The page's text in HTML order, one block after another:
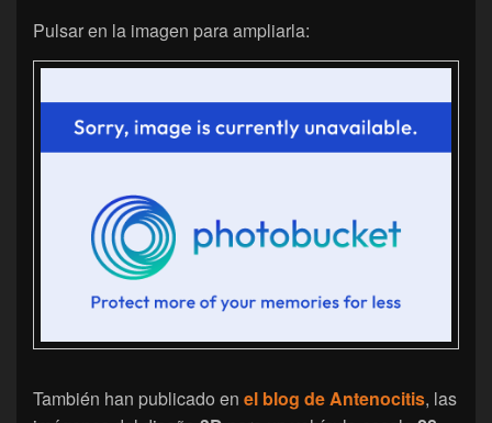
Pulsar en la imagen para ampliarla:
También han publicado en el blog de Antenocitis, las